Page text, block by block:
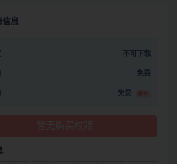
信息
不可下载
免费
免费 推荐